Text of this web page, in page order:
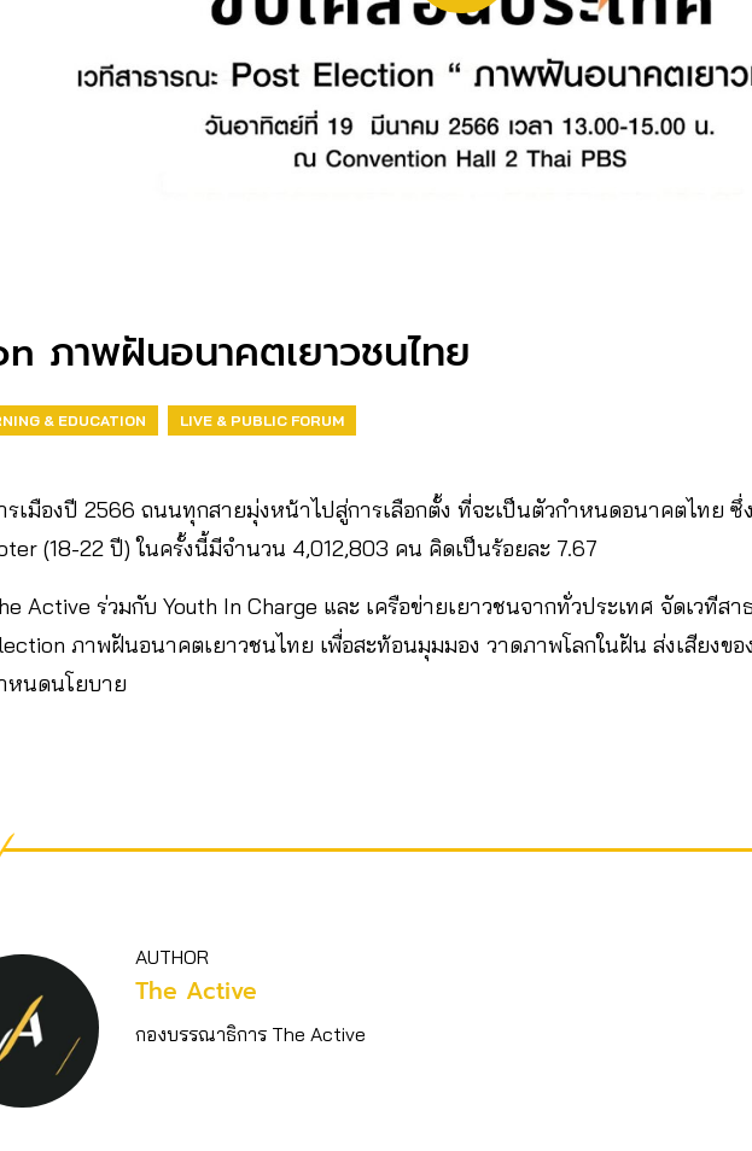
ภาพฝันอนาคตเยาวชนไทย
& EDUCATION LIVE & PUBLIC FORUM
รเมืองปี 2566 ถนนทุกสายมุ่งหน้าไปสู่การเลือกตั้ง ที่จะเป็นตัวกำหนดอนาคตไทย ซึ่
(18-22 ปี) ในครั้งนี้มีจำนวน 4,012,803 คน คิดเป็นร้อยละ 7.67
Active ร่วมกับ Youth In Charge และ เครือข่ายเยาวชนจากทั่วประเทศ จัดเวทีส
ภาพฝันอนาคตเยาวชนไทย เพื่อสะท้อนมุมมอง วาดภาพโลกในฝัน ส่งเสียงขอ
หนดนโยบาย
AUTHOR
The Active
กองบรรณาธิการ The Active